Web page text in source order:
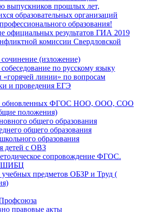
выпускников прошлых лет,
образовательных организаций
образования!
официальных результатов ГИА 2019
комиссии Свердловской
(изложение)
по русскому языку
«горячей линии» по вопросам
и проведения ЕГЭ
обновленных ФГОС НОО, ООО, СОО
положения)
общего образования
общего образования
образования
детей с ОВЗ
сопровождение ФГОС.
ШИБЦ
учебных предметов ОБЗР и Труд (
правовые акты